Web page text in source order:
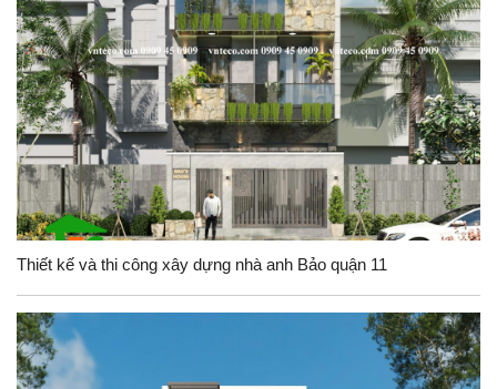
Thiết kế và thi công xây dựng nhà anh Bảo quận 11